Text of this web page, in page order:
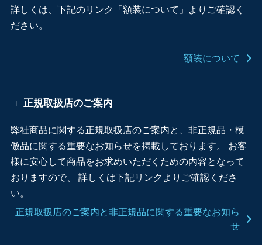
詳しくは、下記のリンク「額装について」よりご確認く
ださい。
額装について
正規取扱店のご案内
弊社商品に関する正規取扱店のご案内と、非正規品・模
倣品に関する重要なお知らせを掲載しております。 お客
様に安心して商品をお求めいただくための内容となって
おりますので、 詳しくは下記リンクよりご確認くださ
い。
正規取扱店のご案内と非正規品に関する重要なお知ら
せ